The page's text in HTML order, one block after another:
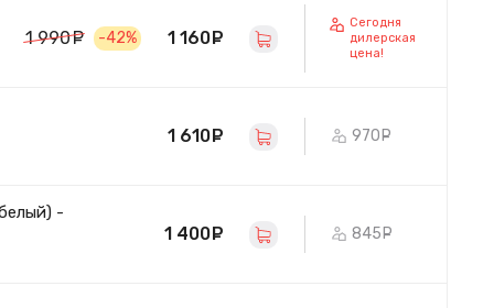
1 990 руб.
-42% 1 160 руб.
Сегодня
дилерская
цена!
1 610 руб. 970
-
1 400 руб. 845